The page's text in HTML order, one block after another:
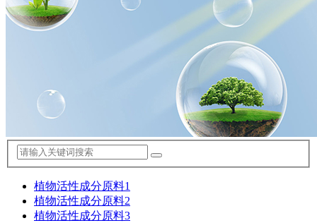
植物活性成分原料1
植物活性成分原料2
植物活性成分原料3